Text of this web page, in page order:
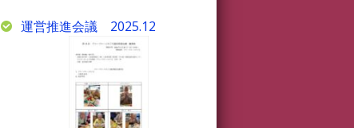
運営推進会議 2025.12